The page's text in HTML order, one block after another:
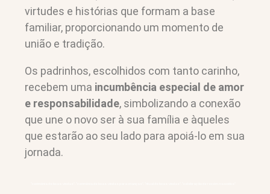
virtudes e histórias que formam a base
familiar, proporcionando um momento de
união e tradição.
Os padrinhos, escolhidos com tanto carinho,
recebem uma incumbência especial de amor
e responsabilidade, simbolizando a conexão
que une o novo ser à sua família e àqueles
que estarão ao seu lado para apoiá-lo em sua
jornada.